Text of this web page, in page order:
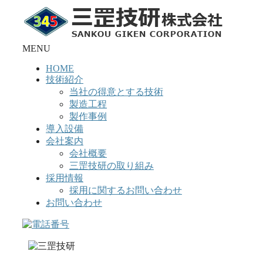
MENU
HOME
技術紹介
当社の得意とする技術
製造工程
製作事例
導入設備
会社案内
会社概要
三罡技研の取り組み
採用情報
採用に関するお問い合わせ
お問い合わせ